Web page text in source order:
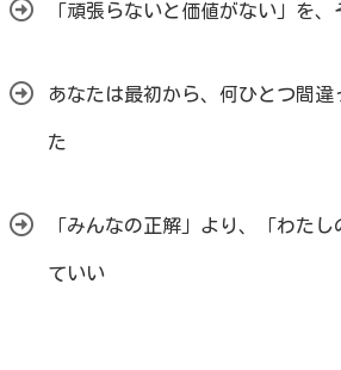
「頑張らないと価値がない」を
あなたは最初から、何ひとつ間違
た
「みんなの正解」より、「わた
ていい